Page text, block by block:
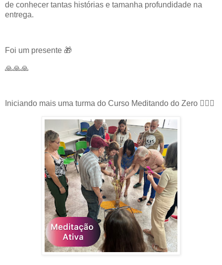
de conhecer tantas histórias e tamanha profundidade na
entrega.
Foi um presente 🎁
🙏🙏🙏
Iniciando mais uma turma do Curso Meditando do Zero 🧘🏻‍♀️